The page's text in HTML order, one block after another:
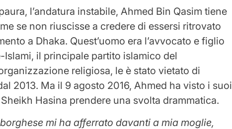
l’andatura instabile, Ahmed Bin Qasim tiene
se non riuscisse a credere di essersi ritrovato
a Dhaka. Quest’uomo era l’avvocato e figlio
il principale partito islamico del
religiosa, le è stato vietato di
2013. Ma il 9 agosto 2016, Ahmed ha visto i suoi
Hasina prendere una svolta drammatica.
mi ha afferrato davanti a mia moglie,